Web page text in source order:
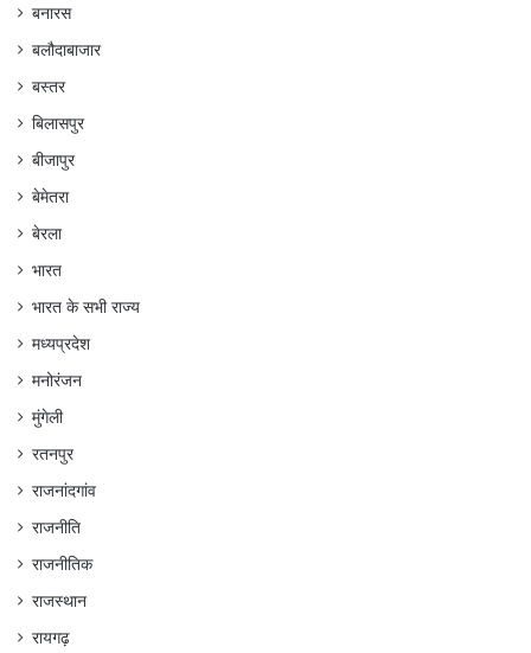
बनारस
बलौदाबाजार
बस्तर
बिलासपुर
बीजापुर
बेमेतरा
बेरला
भारत
भारत के सभी राज्य
मध्यप्रदेश
मनोरंजन
मुंगेली
रतनपुर
राजनांदगांव
राजनीति
राजनीतिक
राजस्थान
रायगढ़